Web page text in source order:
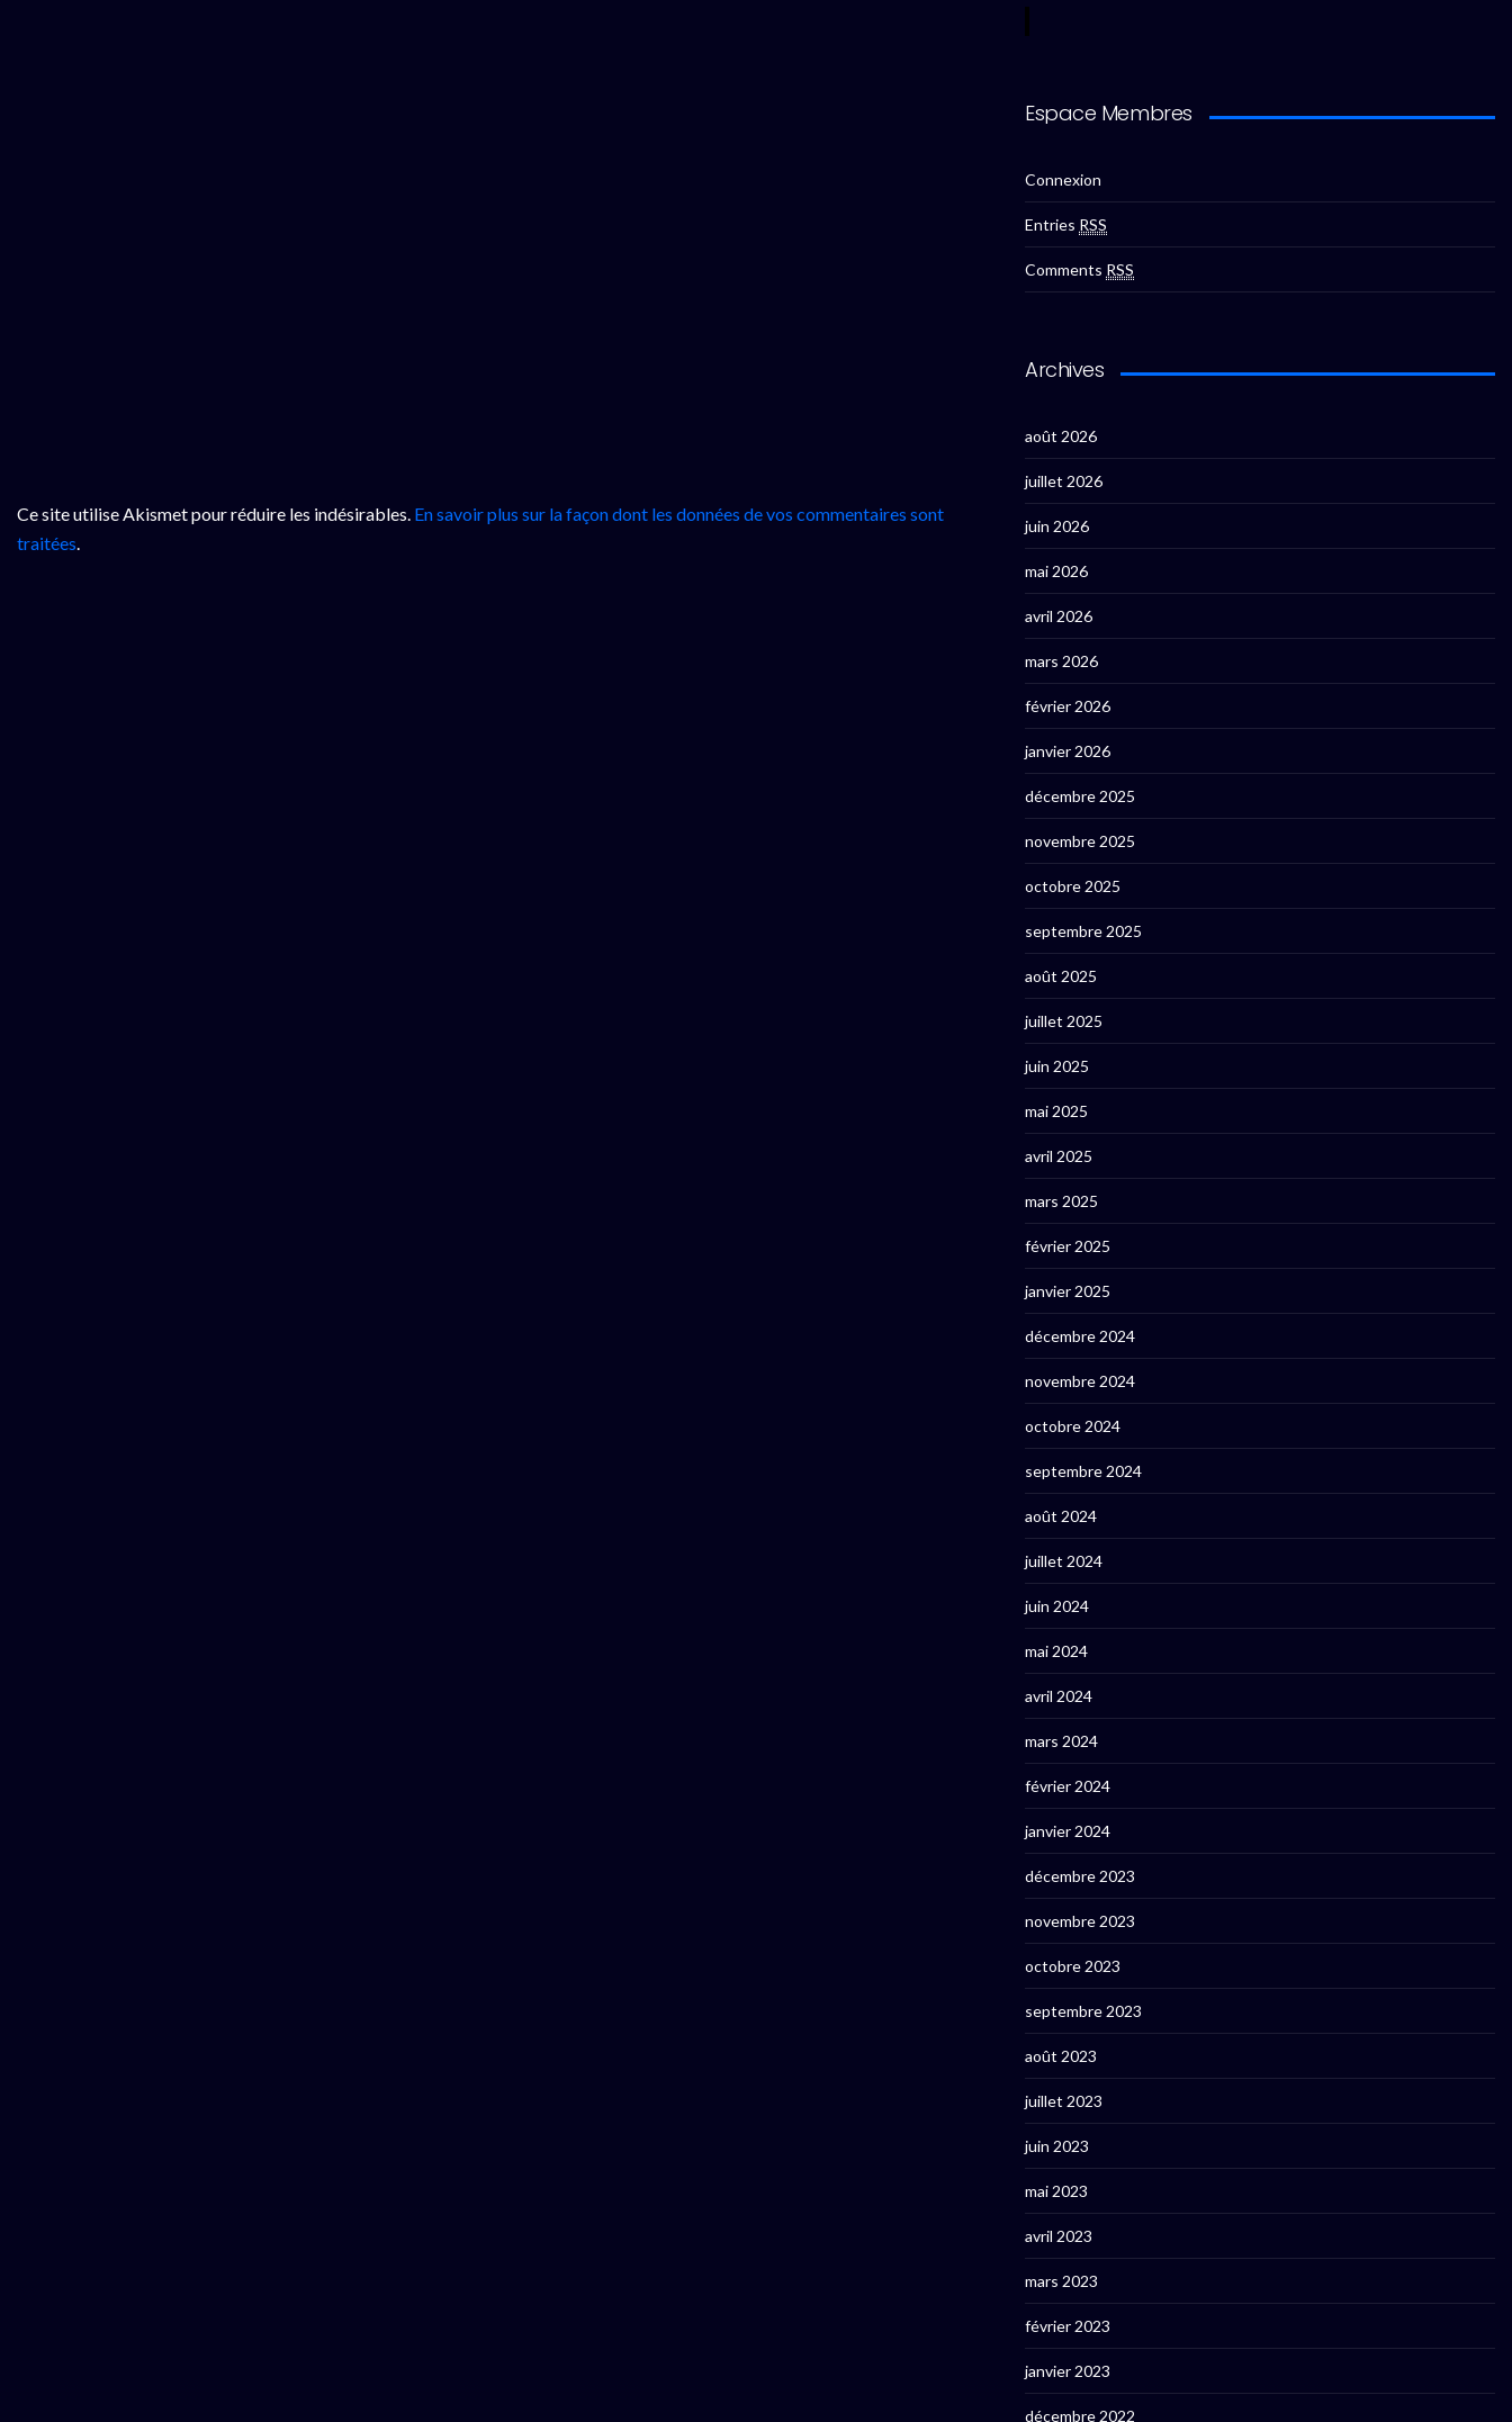
Ce site utilise Akismet pour réduire les indésirables. En savoir plus sur la façon dont les données de vos commentaires sont
traitées.
Espace Membres
Connexion
Entries RSS
Comments RSS
Archives
août 2026
juillet 2026
juin 2026
mai 2026
avril 2026
mars 2026
février 2026
janvier 2026
décembre 2025
novembre 2025
octobre 2025
septembre 2025
août 2025
juillet 2025
juin 2025
mai 2025
avril 2025
mars 2025
février 2025
janvier 2025
décembre 2024
novembre 2024
octobre 2024
septembre 2024
août 2024
juillet 2024
juin 2024
mai 2024
avril 2024
mars 2024
février 2024
janvier 2024
décembre 2023
novembre 2023
octobre 2023
septembre 2023
août 2023
juillet 2023
juin 2023
mai 2023
avril 2023
mars 2023
février 2023
janvier 2023
décembre 2022